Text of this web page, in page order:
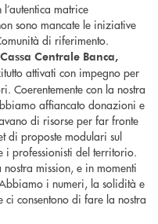
matrice
sono mancate le iniziative
di riferimento.
Centrale Banca,
attivati con impegno per
Coerentemente con la nostra
affiancato donazioni e
di risorse per far fronte
di proposte modulari sul
i professionisti del territorio.
nostra mission, e in momenti
i numeri, la solidità e
consentono di fare la nostra